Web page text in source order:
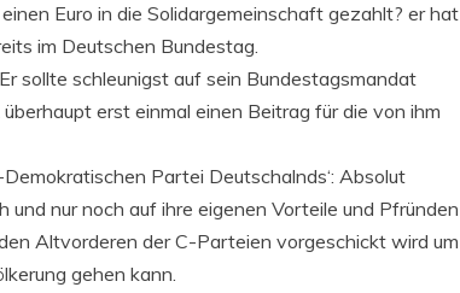
Euro in die Solidargemeinschaft gezahlt? er hat
im Deutschen Bundestag.
sollte schleunigst auf sein Bundestagsmandat
erst einmal einen Beitrag für die von ihm
Demokratischen Partei Deutschalnds‘: Absolut
nur noch auf ihre eigenen Vorteile und Pfründen
Altvorderen der C-Parteien vorgeschickt wird um
gehen kann.